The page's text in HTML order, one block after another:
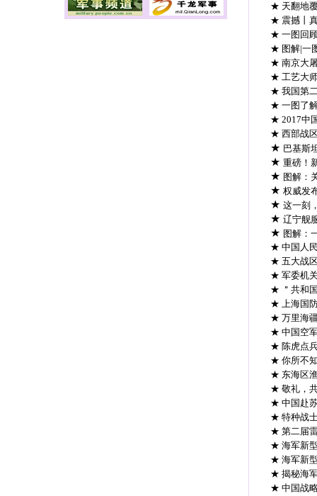
★ 天翻地
★ 震撼丨
★ 一图回
★ 图解|一
★ 南京大
★ 工艺大
★ 我国第
★ 一图了
★ 2017中
★ 西部战
★ 巴基斯
★ 重磅！
★ 图解：
★ 权威发
★ 这一刻
★ 辽宁舰
★ 图解：
★ 中国人
★ 五大战
★ 军委机
★ ＂共和
★ 上海国
★ 万里海
★ 中国空
★ 陈虎点
★ 你所不
★ 东海区
★ 敬礼，
★ 中国赴
★ 特种战
★ 第二届
★ 海军新
★ 海军新
★ 揭秘海
★ 中国战